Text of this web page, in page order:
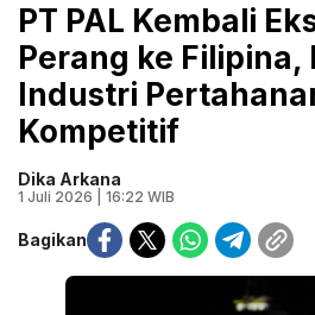
PT PAL Kembali
Perang ke Filipina,
Industri
Kompetitif
Dika Arkana
1 Juli 2026 | 16:22 WIB
Bagikan